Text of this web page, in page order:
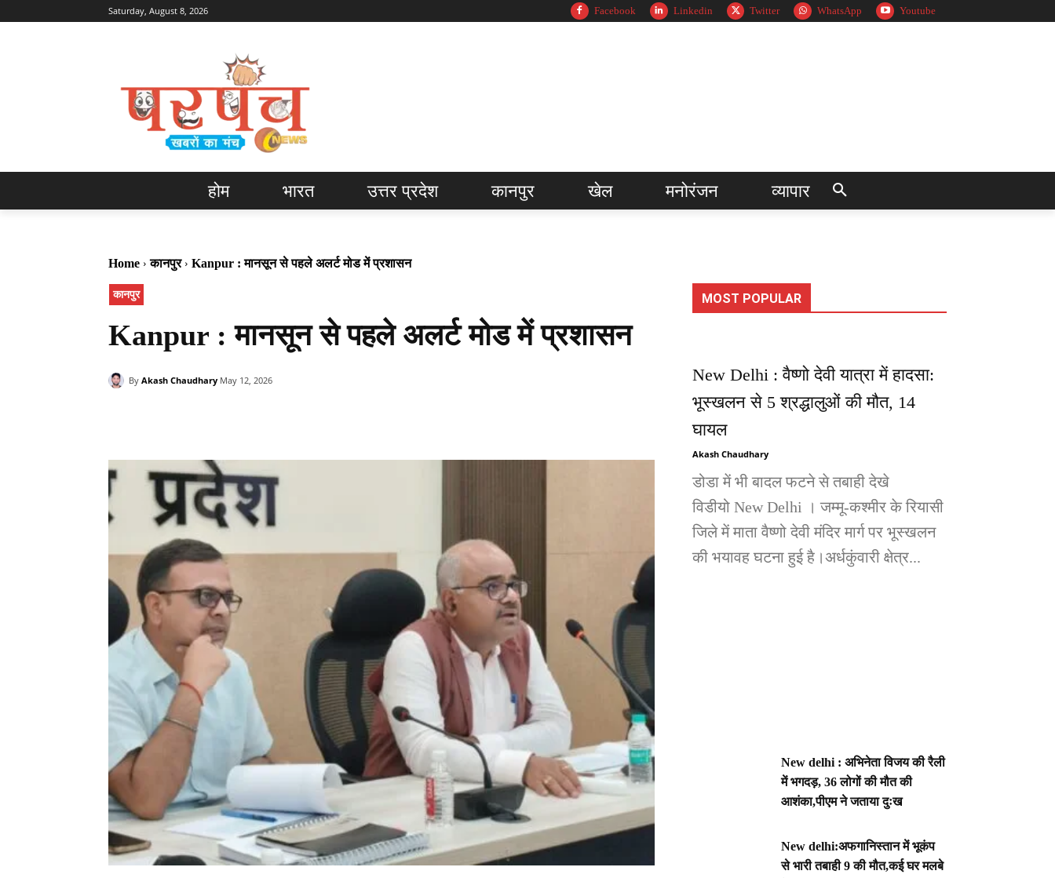
Saturday, August 8, 2026 Facebook Linkedin Twitter WhatsApp Youtube
होम भारत उत्तर प्रदेश कानपुर खेल मनोरंजन व्यापार
Home कानपुर Kanpur : मानसून से पहले अलर्ट मोड में प्रशासन
कानपुर
Kanpur : मानसून से पहले अलर्ट मोड में प्रशासन
By Akash Chaudhary May 12, 2026
MOST POPULAR
New Delhi : वैष्णो देवी यात्रा में हादसा:
भूस्खलन से 5 श्रद्धालुओं की मौत, 14
घायल
Akash Chaudhary
डोडा में भी बादल फटने से तबाही देखे
विडीयो New Delhi । जम्मू-कश्मीर के रियासी
जिले में माता वैष्णो देवी मंदिर मार्ग पर भूस्खलन
की भयावह घटना हुई है।अर्धकुंवारी क्षेत्र...
New delhi : अभिनेता विजय की रैली
में भगदड़, 36 लोगों की मौत की
आशंका,पीएम ने जताया दुःख
New delhi:अफगानिस्तान में भूकंप
से भारी तबाही 9 की मौत,कई घर मलबे